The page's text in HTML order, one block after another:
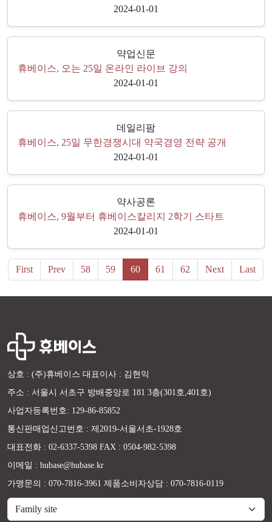
2024-01-01
약업신문
휴베이스, 오는 25일 온라인 라이브 강의
2024-01-01
데일리팜
휴베이스, 25일 무한경쟁시대 약국경영 전략 공개
2024-01-01
약사공론
휴베이스, 9월부터 휴베이스칼리지 2학기 스타트
2024-01-01
First Prev 58 59 60 61 62 Next Last
상호 : (주)휴베이스 대표이사 : 김현익
주소 : 서울시 서초구 방배중앙로 181 3층(301호,401호)
사업자등록번호: 129-86-85852
통신판매업신고번호 : 제2019-서울서초-1928호
대표전화 : 02-6337-5398 FAX : 0504-982-5398
이메일 : hubase@hubase.kr
가맹문의 : 070-7816-3961 제품소비자상담 : 070-7816-0119